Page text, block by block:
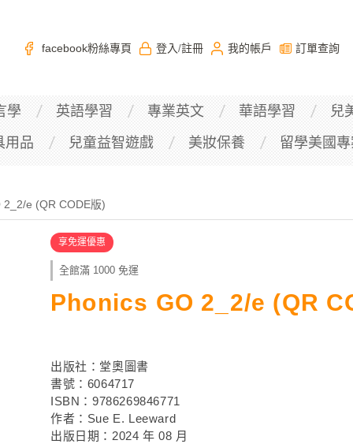
facebook粉絲專頁 登入 /註冊 我的帳戶 訂單查詢
學 英語學習 專業英文 華語學習
兒
用品 兒童益智遊戲 美妝保養 留學美國
2_2/e (QR CODE版)
享免運優惠
全館滿 1000 免運
Phonics GO 2_2/e (QR
出版社：堂奧圖書
書號：6064717
ISBN：9786269846771
作者：Sue E. Leeward
出版日期：2024 年 08 月